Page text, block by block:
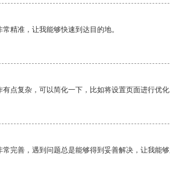
精准，让我能够快速到达目的地。
点复杂，可以简化一下，比如将设置页面进行优化
完善，遇到问题总是能够得到妥善解决，让我能够